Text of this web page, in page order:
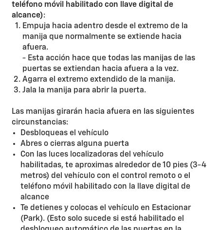
teléfono móvil habilitado con llave digital de
alcance):
Empuja hacia adentro desde el extremo de la
manija que normalmente se extiende hacia
afuera.
- Esta acción hace que todas las manijas de las
puertas se extiendan hacia afuera a la vez.
Agarra el extremo extendido de la manija.
Jala la manija para abrir la puerta.
Las manijas girarán hacia afuera en las siguientes
circunstancias:
Desbloqueas el vehículo
Abres o cierras alguna puerta
Con las luces localizadoras del vehículo
habilitadas, te aproximas alrededor de 10 pies (3-4
metros) del vehículo con el control remoto o el
teléfono móvil habilitado con la llave digital de
alcance
Te detienes y colocas el vehículo en Estacionar
(Park). (Esto solo sucede si está habilitado el